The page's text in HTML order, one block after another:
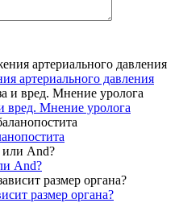
артериального давления
вред. Мнение уролога
And?
размер органа?